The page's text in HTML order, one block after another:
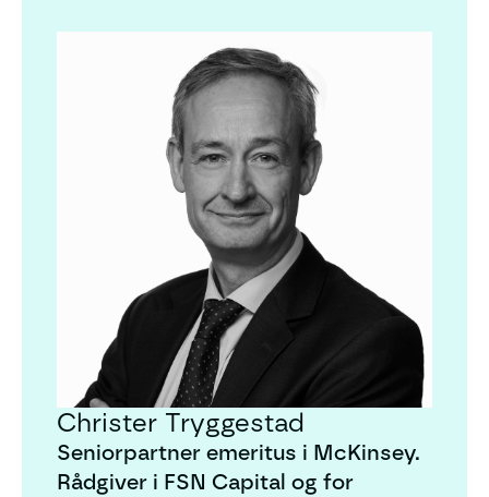
Christer Tryggestad
Seniorpartner emeritus i McKinsey.
Rådgiver i FSN Capital og for